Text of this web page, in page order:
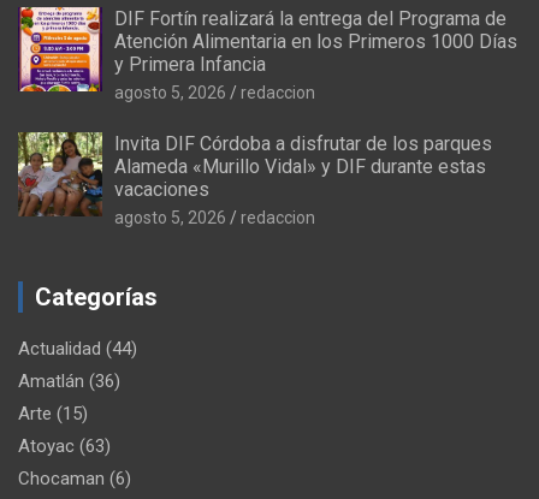
DIF Fortín realizará la entrega del Programa de
Atención Alimentaria en los Primeros 1000 Días
y Primera Infancia
agosto 5, 2026 redaccion
Invita DIF Córdoba a disfrutar de los parques
Alameda «Murillo Vidal» y DIF durante estas
vacaciones
agosto 5, 2026 redaccion
Categorías
Actualidad (44)
Amatlán (36)
Arte (15)
Atoyac (63)
Chocaman (6)